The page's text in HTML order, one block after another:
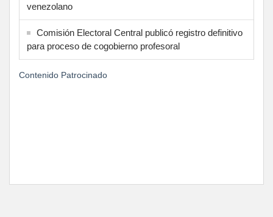
venezolano
Comisión Electoral Central publicó registro definitivo
para proceso de cogobierno profesoral
Contenido Patrocinado